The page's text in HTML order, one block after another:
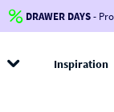
Jusqu'à-
-voir
DRAWER DAYS-
Inspiration